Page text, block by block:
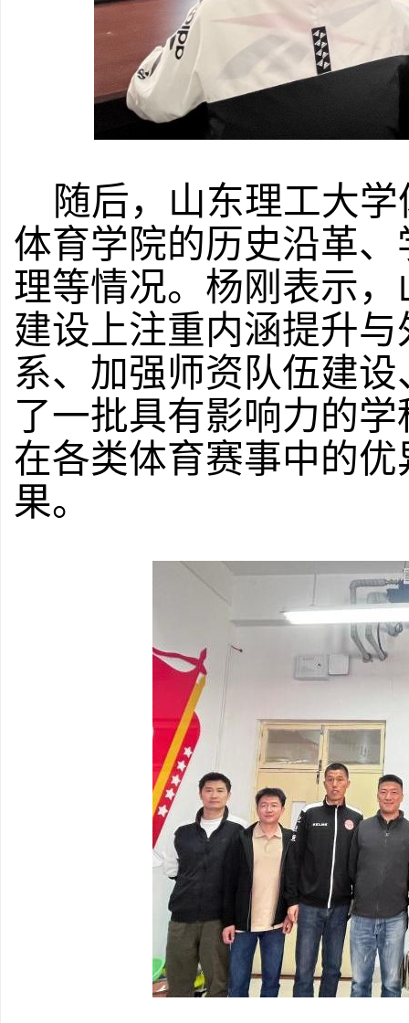
随后，山东理工大
体育学院的历史沿革
理等情况。杨刚表示
建设上注重内涵提升
系、加强师资队伍建
了一批具有影响力的
在各类体育赛事中的
果。